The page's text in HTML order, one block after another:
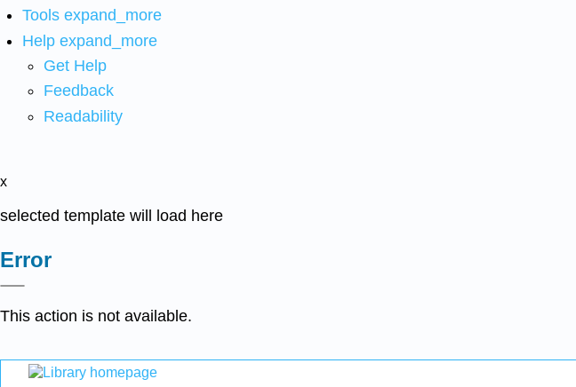
Tools expand_more
Help expand_more
Get Help
Feedback
Readability
x
selected template will load here
Error
This action is not available.